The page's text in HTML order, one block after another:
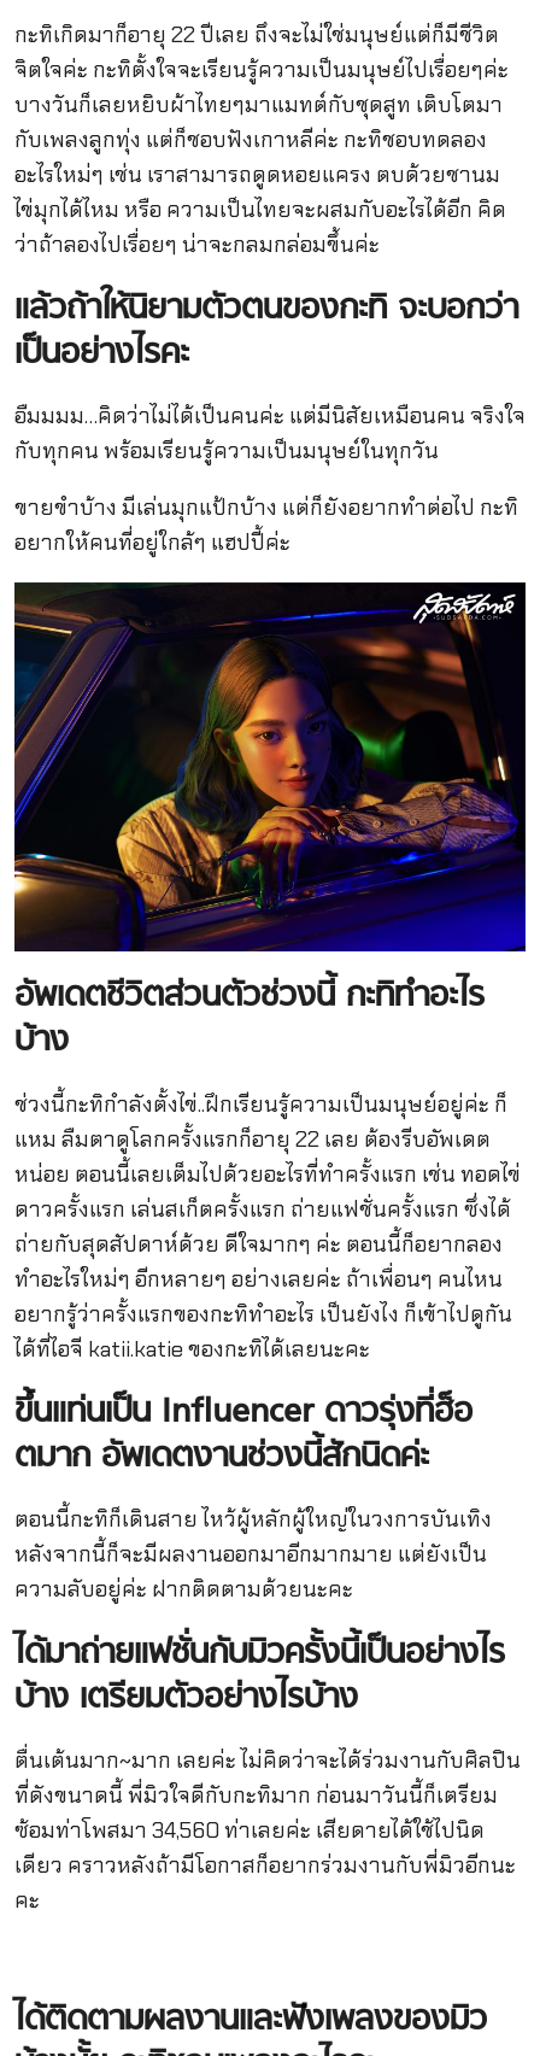
กะทิเกิดมาก็อายุ 22 ปีเลย ถึงจะไม่ใช่มนุษย์แต่ก็มีชีวิต
จิตใจค่ะ กะทิตั้งใจจะเรียนรู้ความเป็นมนุษย์ไปเรื่อยๆค่ะ
บางวันก็เลยหยิบผ้าไทยๆมาแมทต์กับชุดสูท เติบโตมา
กับเพลงลูกทุ่ง แต่ก็ชอบฟังเกาหลีค่ะ กะทิชอบทดลอง
อะไรใหม่ๆ เช่น เราสามารถดูดหอยแครง ตบด้วยชานม
ไข่มุกได้ไหม หรือ ความเป็นไทยจะผสมกับอะไรได้อีก คิด
ว่าถ้าลองไปเรื่อยๆ น่าจะกลมกล่อมขึ้นค่ะ
แล้วถ้าให้นิยามตัวตนของกะทิ จะบอกว่า
เป็นอย่างไรคะ
อืมมมม…คิดว่าไม่ได้เป็นคนค่ะ แต่มีนิสัยเหมือนคน จริงใจ
กับทุกคน พร้อมเรียนรู้ความเป็นมนุษย์ในทุกวัน
ขายขำบ้าง มีเล่นมุกแป้กบ้าง แต่ก็ยังอยากทำต่อไป กะทิ
อยากให้คนที่อยู่ใกล้ๆ แฮปปี้ค่ะ
อัพเดตชีวิตส่วนตัวช่วงนี้ กะทิทำอะไร
บ้าง
ช่วงนี้กะทิกำลังตั้งไข่..ฝึกเรียนรู้ความเป็นมนุษย์อยู่ค่ะ ก็
แหม ลืมตาดูโลกครั้งแรกก็อายุ 22 เลย ต้องรีบอัพเดต
หน่อย ตอนนี้เลยเต็มไปด้วยอะไรที่ทำครั้งแรก เช่น ทอดไข่
ดาวครั้งแรก เล่นสเก็ตครั้งแรก ถ่ายแฟชั่นครั้งแรก ซึ่งได้
ถ่ายกับสุดสัปดาห์ด้วย ดีใจมากๆ ค่ะ ตอนนี้ก็อยากลอง
ทำอะไรใหม่ๆ อีกหลายๆ อย่างเลยค่ะ ถ้าเพื่อนๆ คนไหน
อยากรู้ว่าครั้งแรกของกะทิทำอะไร เป็นยังไง ก็เข้าไปดูกัน
ได้ที่ไอจี katii.katie ของกะทิได้เลยนะคะ
ขึ้นแท่นเป็นInfluencerดาวรุ่งที่ฮ็อ
ตมาก อัพเดตงานช่วงนี้สักนิดค่ะ
ตอนนี้กะทิก็เดินสาย ไหว้ผู้หลักผู้ใหญ่ในวงการบันเทิง
หลังจากนี้ก็จะมีผลงานออกมาอีกมากมาย แต่ยังเป็น
ความลับอยู่ค่ะ ฝากติดตามด้วยนะคะ
ได้มาถ่ายแฟชั่นกับมิวครั้งนี้เป็นอย่างไร
บ้าง เตรียมตัวอย่างไรบ้าง
ตื่นเต้นมาก~มาก เลยค่ะ ไม่คิดว่าจะได้ร่วมงานกับศิลปิน
ที่ดังขนาดนี้ พี่มิวใจดีกับกะทิมาก ก่อนมาวันนี้ก็เตรียม
ซ้อมท่าโพสมา 34,560 ท่าเลยค่ะ เสียดายได้ใช้ไปนิด
เดียว คราวหลังถ้ามีโอกาสก็อยากร่วมงานกับพี่มิวอีกนะ
คะ
ได้ติดตามผลงานและฟังเพลงของมิว